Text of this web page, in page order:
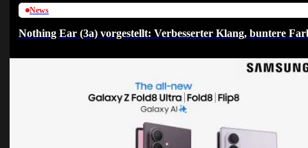
News
Nothing Ear (3a) vorgestellt: Verbesserter Klang, buntere